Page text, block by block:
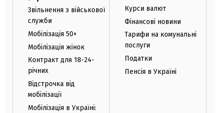
Звільнення з військової
служби
Мобілізація 50+
Мобілізація жінок
Контракт для 18-24-
річних
Відстрочка від
мобілізації
Мобілізація в Україні:
Курси валют
Фінансові новини
Тарифи на комунальні
послуги
Податки
Пенсія в Україні